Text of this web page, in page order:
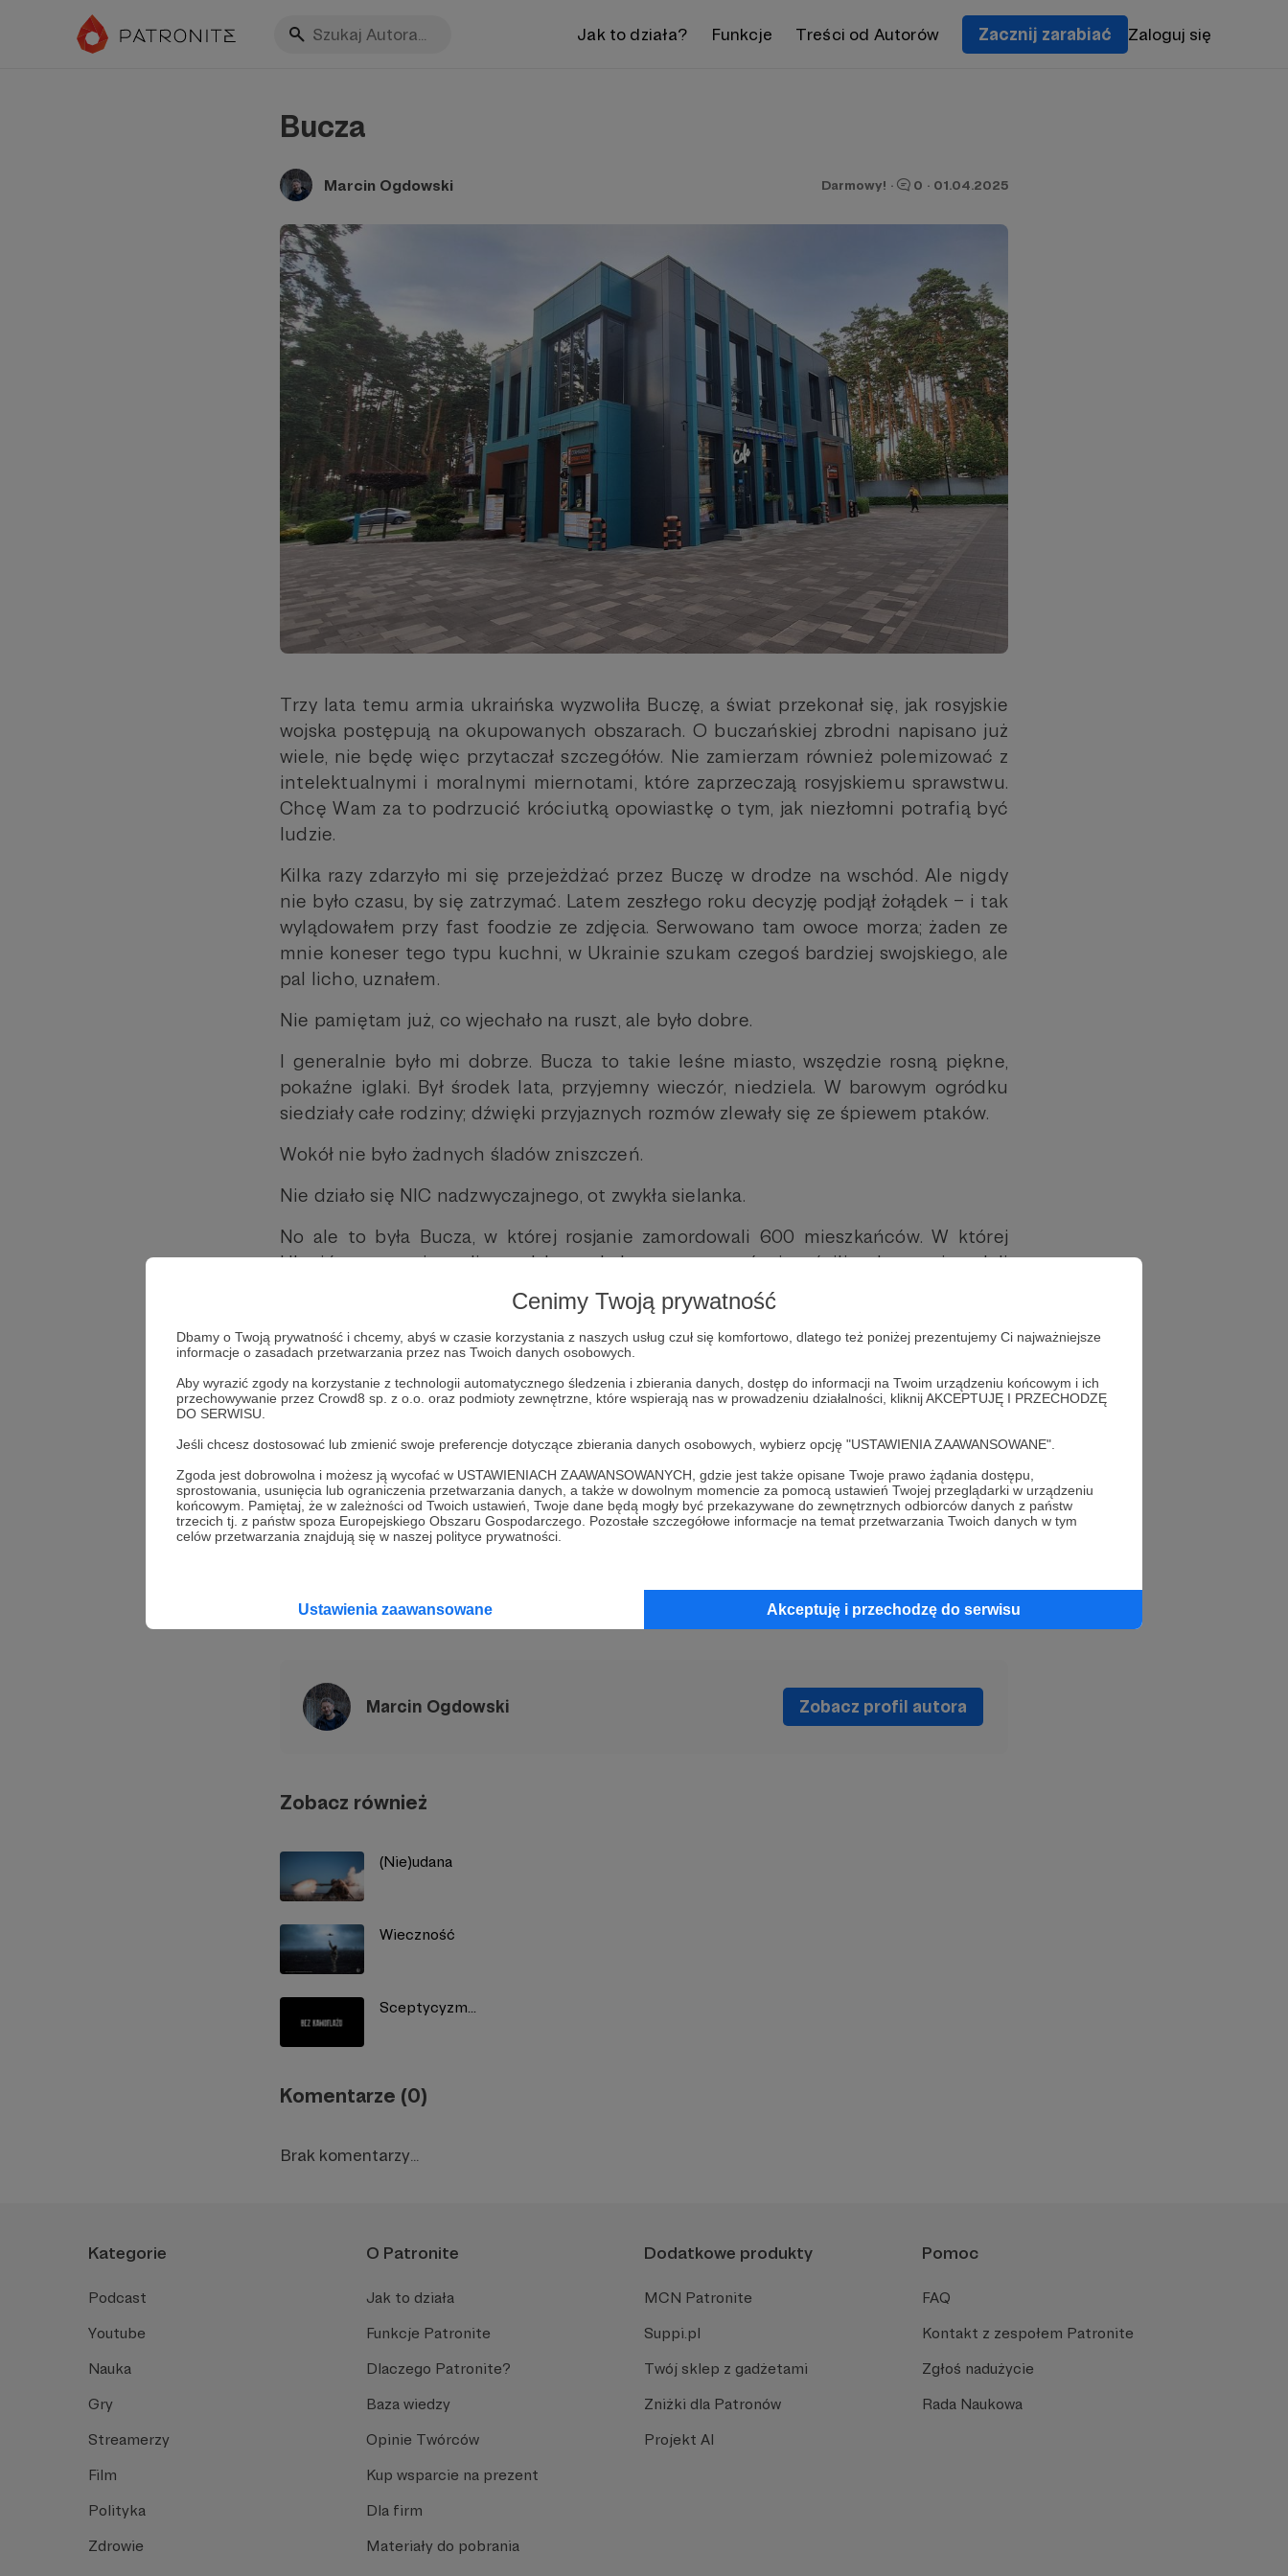
Cenimy Twoją prywatność
Dbamy o Twoją prywatność i chcemy, abyś w czasie korzystania z naszych usług czuł się komfortowo, dlatego też poniżej prezentujemy Ci najważniejsze
informacje o zasadach przetwarzania przez nas Twoich danych osobowych.
Aby wyrazić zgody na korzystanie z technologii automatycznego śledzenia i zbierania danych, dostęp do informacji na Twoim urządzeniu końcowym i ich
przechowywanie przez Crowd8 sp. z o.o. oraz podmioty zewnętrzne, które wspierają nas w prowadzeniu działalności, kliknij AKCEPTUJĘ I PRZECHODZĘ
DO SERWISU.
Jeśli chcesz dostosować lub zmienić swoje preferencje dotyczące zbierania danych osobowych, wybierz opcję "USTAWIENIA ZAAWANSOWANE".
Zgoda jest dobrowolna i możesz ją wycofać w USTAWIENIACH ZAAWANSOWANYCH, gdzie jest także opisane Twoje prawo żądania dostępu,
sprostowania, usunięcia lub ograniczenia przetwarzania danych, a także w dowolnym momencie za pomocą ustawień Twojej przeglądarki w urządzeniu
końcowym. Pamiętaj, że w zależności od Twoich ustawień, Twoje dane będą mogły być przekazywane do zewnętrznych odbiorców danych z państw
trzecich tj. z państw spoza Europejskiego Obszaru Gospodarczego. Pozostałe szczegółowe informacje na temat przetwarzania Twoich danych w tym
celów przetwarzania znajdują się w naszej polityce prywatności.
Ustawienia zaawansowane Akceptuję i przechodzę do serwisu
Jak to działa? Funkcje Treści od Autorów Zacznij zarabiać Zaloguj się
Bucza
Marcin Ogdowski Darmowy! · 0 · 01.04.2025
Trzy lata temu armia ukraińska wyzwoliła Buczę, a świat przekonał się, jak rosyjskie
wojska postępują na okupowanych obszarach. O buczańskiej zbrodni napisano już
wiele, nie będę więc przytaczał szczegółów. Nie zamierzam również polemizować z
intelektualnymi i moralnymi miernotami, które zaprzeczają rosyjskiemu sprawstwu.
Chcę Wam za to podrzucić króciutką opowiastkę o tym, jak niezłomni potrafią być
ludzie.
Kilka razy zdarzyło mi się przejeżdżać przez Buczę w drodze na wschód. Ale nigdy
nie było czasu, by się zatrzymać. Latem zeszłego roku decyzję podjął żołądek – i tak
wylądowałem przy fast foodzie ze zdjęcia. Serwowano tam owoce morza; żaden ze
mnie koneser tego typu kuchni, w Ukrainie szukam czegoś bardziej swojskiego, ale
pal licho, uznałem.
Nie pamiętam już, co wjechało na ruszt, ale było dobre.
I generalnie było mi dobrze. Bucza to takie leśne miasto, wszędzie rosną piękne,
pokaźne iglaki. Był środek lata, przyjemny wieczór, niedziela. W barowym ogródku
siedziały całe rodziny; dźwięki przyjaznych rozmów zlewały się ze śpiewem ptaków.
Wokół nie było żadnych śladów zniszczeń.
Nie działo się NIC nadzwyczajnego, ot zwykła sielanka.
No ale to była Bucza, w której rosjanie zamordowali 600 mieszkańców. W której
Ukraińcy zorganizowali zasadzkę na kolumnę agresorów i puścili z dymem i posłali
w diabły ekwiwalent batalionu wojska.
Więc trudno było oprzeć się wrażeniu surrealizmu. I cudownie było zanurzyć się w
tej normalności. Z ulgą uznać, że życie toczy się dalej…
-----
Szanowni,zapraszam Was do sklepu Patronite, gdzie możecie nabyć moje
książki w wersji z autografem i pozdrowieniami. Pełną ofertę znajdziecie
tym linkiem.
Bucza rosyjskie zbrodnie wojenne Kijów życie musi trwać dalej
Udostępnij
Marcin Ogdowski Zobacz profil autora
Zobacz również
(Nie)udana
Wieczność
Sceptycyzm...
Komentarze (0)
Brak komentarzy...
Kategorie
Podcast
Youtube
Nauka
Gry
Streamerzy
Film
Polityka
Zdrowie
O Patronite
Jak to działa
Funkcje Patronite
Dlaczego Patronite?
Baza wiedzy
Opinie Twórców
Kup wsparcie na prezent
Dla firm
Materiały do pobrania
Dodatkowe produkty
MCN Patronite
Suppi.pl
Twój sklep z gadżetami
Zniżki dla Patronów
Projekt AI
Pomoc
FAQ
Kontakt z zespołem Patronite
Zgłoś nadużycie
Rada Naukowa